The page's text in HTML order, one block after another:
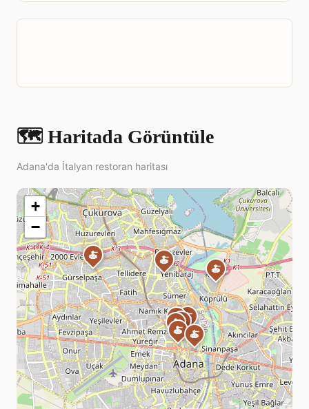
🗺️ Haritada Görüntüle
Adana'da İtalyan restoran haritası
🍝
🍝
🍝
🍝 🍝
🍝
🍝
🍝
🍝
+
−